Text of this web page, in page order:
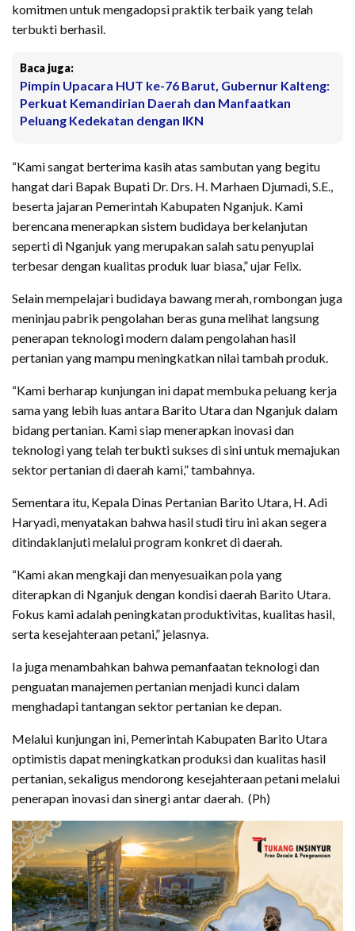
komitmen untuk mengadopsi praktik terbaik yang telah
terbukti berhasil.
Baca juga:
Pimpin Upacara HUT ke-76 Barut, Gubernur Kalteng:
Perkuat Kemandirian Daerah dan Manfaatkan
Peluang Kedekatan dengan IKN
“Kami sangat berterima kasih atas sambutan yang begitu
hangat dari Bapak Bupati Dr. Drs. H. Marhaen Djumadi, S.E.,
beserta jajaran Pemerintah Kabupaten Nganjuk. Kami
berencana menerapkan sistem budidaya berkelanjutan
seperti di Nganjuk yang merupakan salah satu penyuplai
terbesar dengan kualitas produk luar biasa,” ujar Felix.
Selain mempelajari budidaya bawang merah, rombongan juga
meninjau pabrik pengolahan beras guna melihat langsung
penerapan teknologi modern dalam pengolahan hasil
pertanian yang mampu meningkatkan nilai tambah produk.
“Kami berharap kunjungan ini dapat membuka peluang kerja
sama yang lebih luas antara Barito Utara dan Nganjuk dalam
bidang pertanian. Kami siap menerapkan inovasi dan
teknologi yang telah terbukti sukses di sini untuk memajukan
sektor pertanian di daerah kami,” tambahnya.
Sementara itu, Kepala Dinas Pertanian Barito Utara, H. Adi
Haryadi, menyatakan bahwa hasil studi tiru ini akan segera
ditindaklanjuti melalui program konkret di daerah.
“Kami akan mengkaji dan menyesuaikan pola yang
diterapkan di Nganjuk dengan kondisi daerah Barito Utara.
Fokus kami adalah peningkatan produktivitas, kualitas hasil,
serta kesejahteraan petani,” jelasnya.
Ia juga menambahkan bahwa pemanfaatan teknologi dan
penguatan manajemen pertanian menjadi kunci dalam
menghadapi tantangan sektor pertanian ke depan.
Melalui kunjungan ini, Pemerintah Kabupaten Barito Utara
optimistis dapat meningkatkan produksi dan kualitas hasil
pertanian, sekaligus mendorong kesejahteraan petani melalui
penerapan inovasi dan sinergi antar daerah. (Ph)